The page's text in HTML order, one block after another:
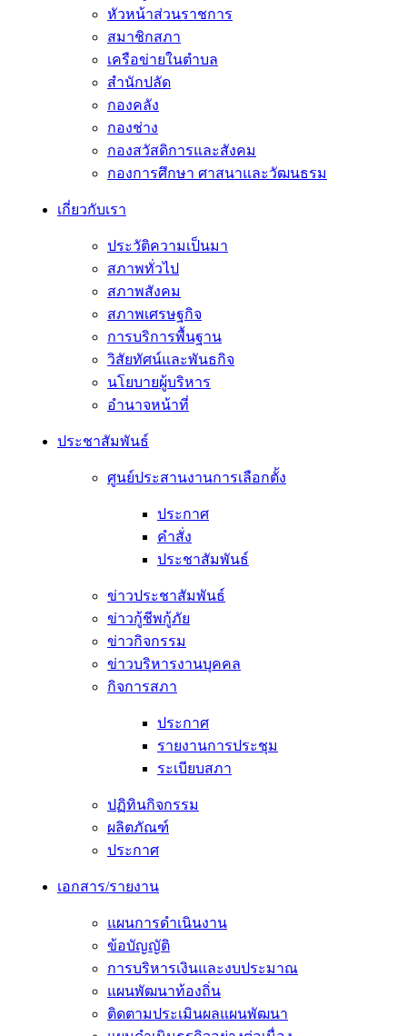
หัวหน้าส่วนราชการ
สมาชิกสภา
เครือข่ายในตำบล
สำนักปลัด
กองคลัง
กองช่าง
กองสวัสดิการและสังคม
กองการศึกษา ศาสนาและวัฒนธรม
เกี่ยวกับเรา
ประวัติความเป็นมา
สภาพทั่วไป
สภาพสังคม
สภาพเศรษฐกิจ
การบริการพื้นฐาน
วิสัยทัศน์และพันธกิจ
นโยบายผู้บริหาร
อํานาจหน้าที่
ประชาสัมพันธ์
ศูนย์ประสานงานการเลือกตั้ง
ประกาศ
คำสั่ง
ประชาสัมพันธ์
ข่าวประชาสัมพันธ์
ข่าวกู้ชีพกู้ภัย
ข่าวกิจกรรม
ข่าวบริหารงานบุคคล
กิจการสภา
ประกาศ
รายงานการประชุม
ระเบียบสภา
ปฏิทินกิจกรรม
ผลิตภัณฑ์
ประกาศ
เอกสาร/รายงาน
แผนการดำเนินงาน
ข้อบัญญัติ
การบริหารเงินและงบประมาณ
แผนพัฒนาท้องถิ่น
ติดตามประเมินผลแผนพัฒนา